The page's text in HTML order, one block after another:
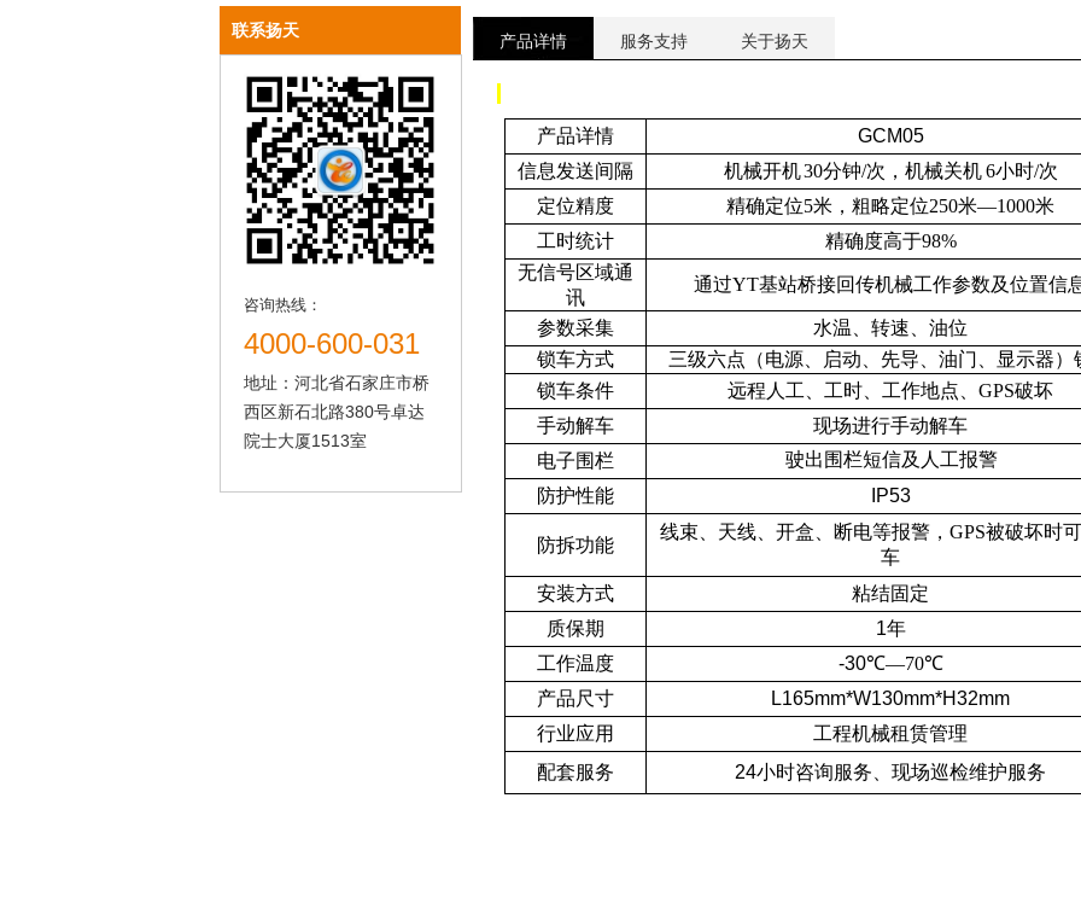
联系扬天
咨询热线：
4000-600-031
地址：河北省石家庄市桥
西区新石北路380号卓达
院士大厦1513室
产品详情 服务支持 关于扬天
产品详情
GCM05
信息发送间隔
机械开机30分钟/次，机械关机6小时/次
定位精度
精确定位5米，粗略定位250米—1000米
工时统计
精确度高于98%
无信号区域通
讯
通过YT基站桥接回传机械工作参数及位置信
参数采集
水温、转速、油位
锁车方式
三级六点（电源、启动、先导、油门、显示器）
锁车条件
远程人工、工时、工作地点、 GPS破坏
手动解车
现场进行手动解车
电子围栏
驶出围栏短信及人工报警
防护性能
IP53
防拆功能
线束、天线、开盒、断电等报警， GPS被破坏时
车
安装方式
粘结固定
质保期
1年
工作温度
-30℃—70℃
产品尺寸
L165mm*W130mm*H32mm
行业应用
工程机械租赁管理
配套服务
24小时咨询服务、现场巡检维护服务